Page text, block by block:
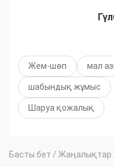
Жем-шөп мал
шабындық жұмыс
Шаруа қожалық
Басты бет / Жаңалықтар